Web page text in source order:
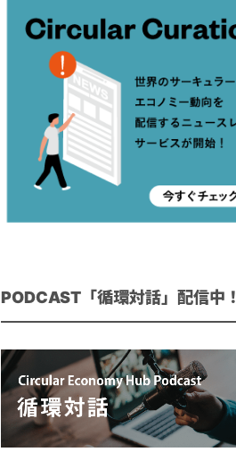
PODCAST「循環対話」配信中！